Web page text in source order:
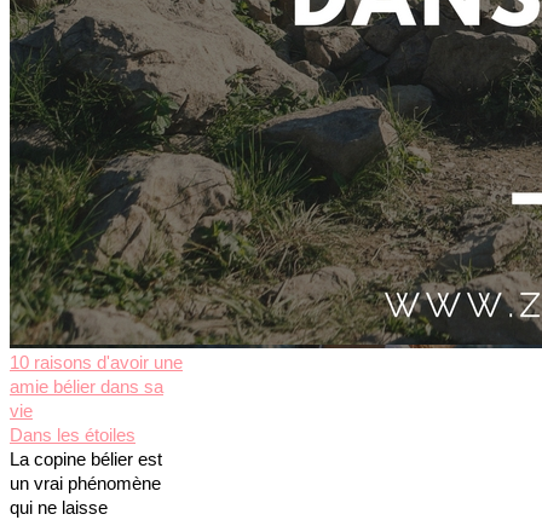
10 raisons d'avoir une
amie bélier dans sa
vie
Dans les étoiles
La copine bélier est
un vrai phénomène
qui ne laisse